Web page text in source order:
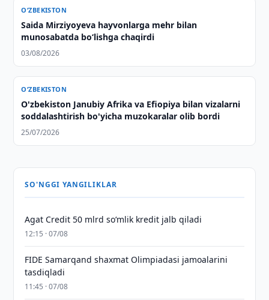
O‘ZBEKISTON
Saida Mirziyoyeva hayvonlarga mehr bilan
munosabatda bo‘lishga chaqirdi
03/08/2026
O‘ZBEKISTON
O'zbekiston Janubiy Afrika va Efiopiya bilan vizalarni
soddalashtirish bo'yicha muzokaralar olib bordi
25/07/2026
SO'NGGI YANGILIKLAR
Agat Credit 50 mlrd so‘mlik kredit jalb qiladi
12:15 · 07/08
FIDE Samarqand shaxmat Olimpiadasi jamoalarini
tasdiqladi
11:45 · 07/08